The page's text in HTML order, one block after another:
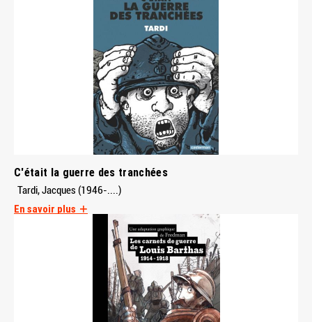
C'était la guerre des tranchées
Tardi, Jacques (1946-....)
En savoir plus